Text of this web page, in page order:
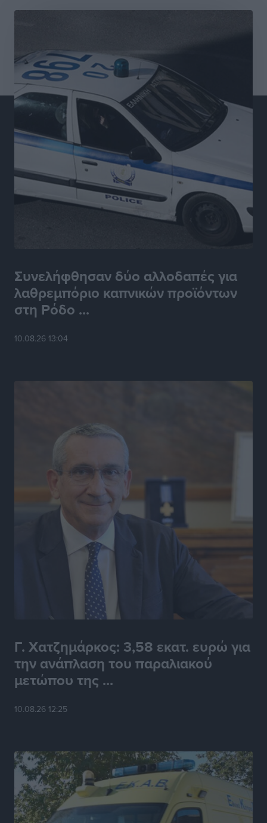
Συνελήφθησαν δύο αλλοδαπές για
λαθρεμπόριο καπνικών προϊόντων
στη Ρόδο ...
10.08.26 13:04
Γ. Χατζημάρκος: 3,58 εκατ. ευρώ για
την ανάπλαση του παραλιακού
μετώπου της ...
10.08.26 12:25